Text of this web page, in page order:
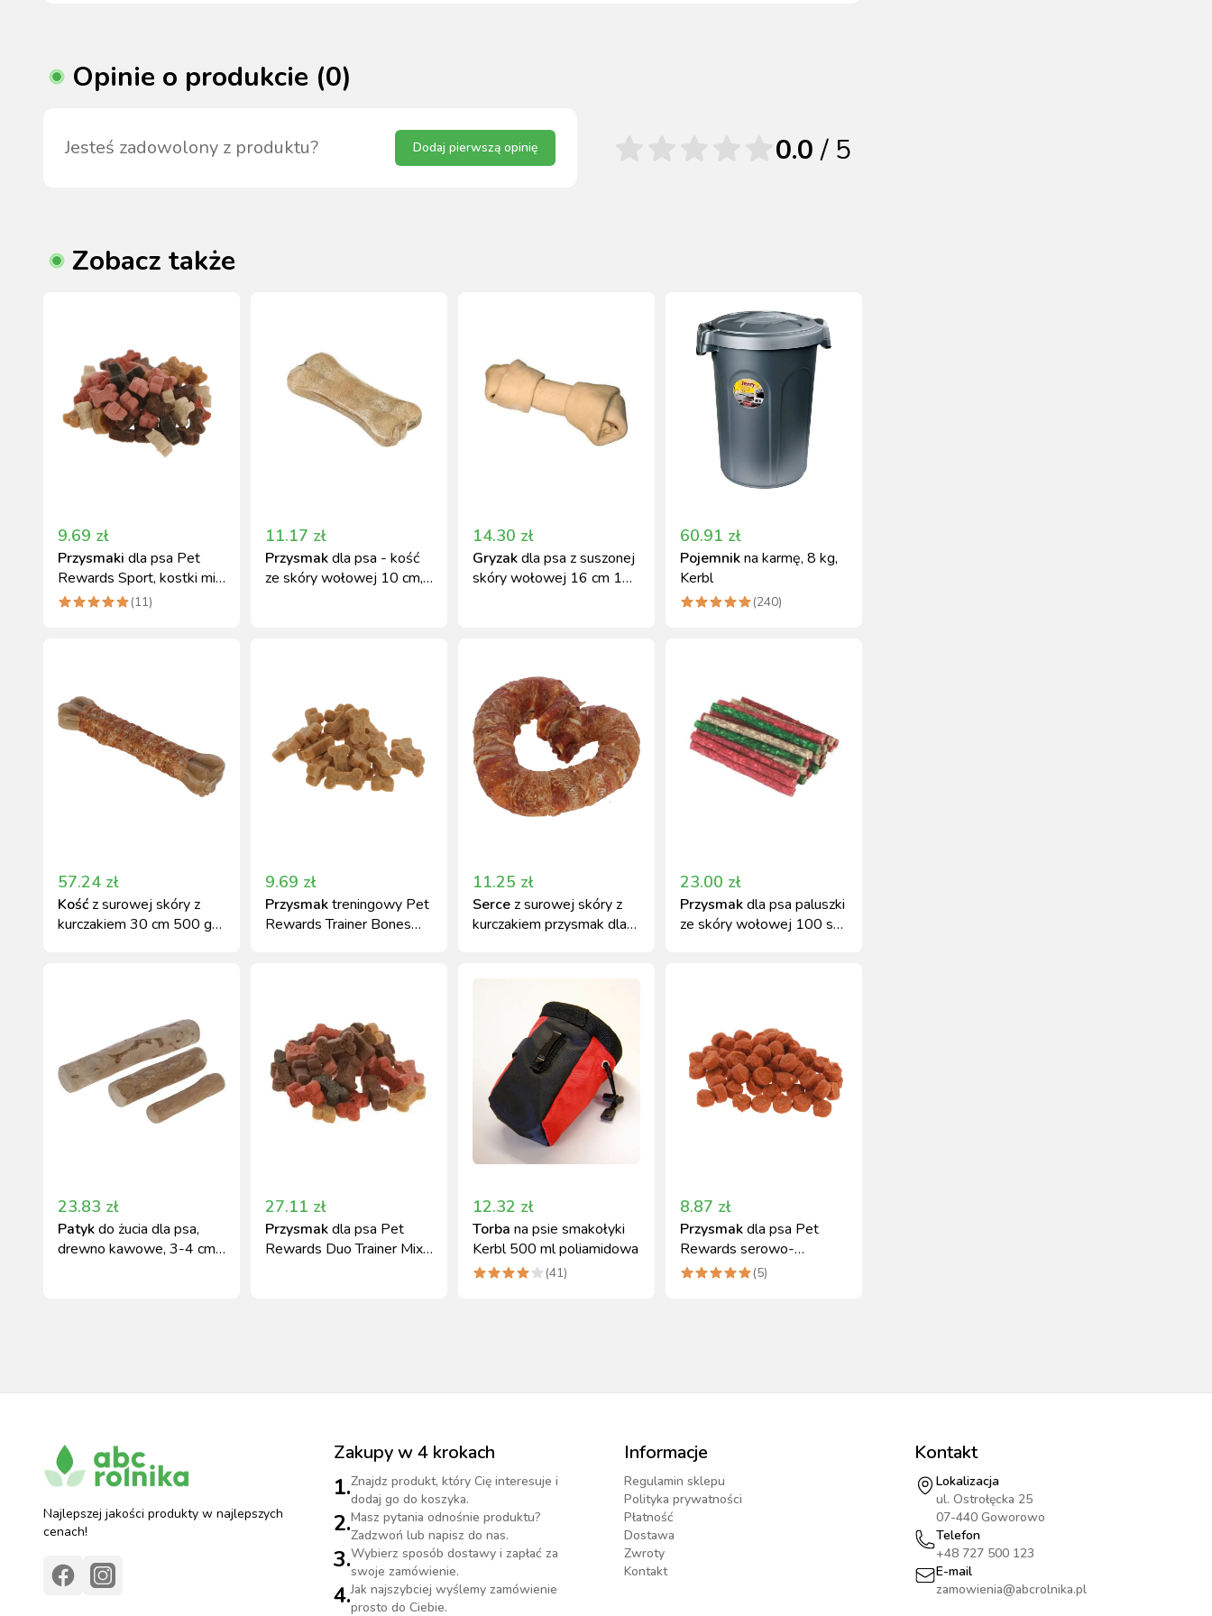
Opinie o produkcie (0)
Jesteś zadowolony z produktu? Dodaj pierwszą opinię 0.0/ 5
Zobacz także
9.69 zł
Przysmaki dla psa Pet
Rewards Sport, kostki mix
200g Kerbl(11)
11.17 zł
Przysmakdla psa - kość
ze skóry wołowej 10 cm,
14.30 zł
Gryzakdla psa z suszonej
skóry wołowej 16 cm 110
60.91 zł
Pojemnikna karmę, 8 kg,
Kerbl
(240)
57.24 zł
Kośćz surowej skóry z
kurczakiem 30 cm 500 g
9.69 zł
Przysmaktreningowy Pet
Rewards Trainer Bones
11.25 zł
Sercez surowej skóry z
kurczakiem przysmak dla
23.00 zł
Przysmakdla psa paluszki
ze skóry wołowej 100 szt.
23.83 zł
Patykdo żucia dla psa,
drewno kawowe, 3-4 cm
27.11 zł
Przysmakdla psa Pet
Rewards Duo Trainer Mix
12.32 zł
Torba na psie smakołyki
Kerbl 500 ml poliamidowa
(41)
8.87 zł
Przysmakdla psa Pet
Rewards serowo-
warzywne 150g Kerbl
(5)
Najlepszej jakości produkty w najlepszych
cenach!
Zakupy w 4 krokach
1.Znajdz produkt, który Cię interesuje i
dodaj go do koszyka.
2.Masz pytania odnośnie produktu?
Zadzwoń lub napisz do nas.
3.Wybierz sposób dostawy i zapłać za
swoje zamówienie.
4.Jak najszybciej wyślemy zamówienie
prosto do Ciebie.
Informacje
Regulamin sklepu
Polityka prywatności
Płatność
Dostawa
Zwroty
Kontakt
Kontakt
Lokalizacja
ul. Ostrołęcka 25
07-440 Goworowo
Telefon
+48 727 500 123
E-mail
zamowienia@abcrolnika.pl